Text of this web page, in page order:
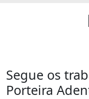
Segue os
Porteira